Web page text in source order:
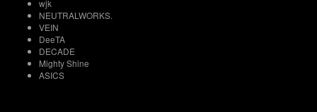
wjk
NEUTRALWORKS.
VEIN
DeeTA
DECADE
Mighty Shine
ASICS